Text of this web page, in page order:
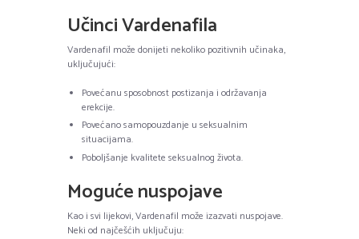
Učinci Vardenafila
Vardenafil može donijeti nekoliko pozitivnih učinaka,
uključujući:
Povećanu sposobnost postizanja i održavanja
erekcije.
Povećano samopouzdanje u seksualnim
situacijama.
Poboljšanje kvalitete seksualnog života.
Moguće nuspojave
Kao i svi lijekovi, Vardenafil može izazvati nuspojave.
Neki od najčešćih uključuju: